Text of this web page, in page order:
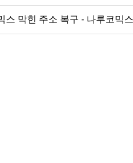
스 막힌 주소 복구 - 나루코믹